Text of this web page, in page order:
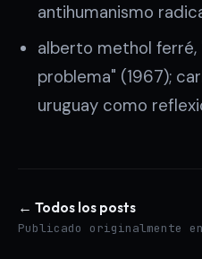
antihumanismo
alberto methol ferré,
problema" (1967);
uruguay como
← Todos los posts
Publicado originalmente